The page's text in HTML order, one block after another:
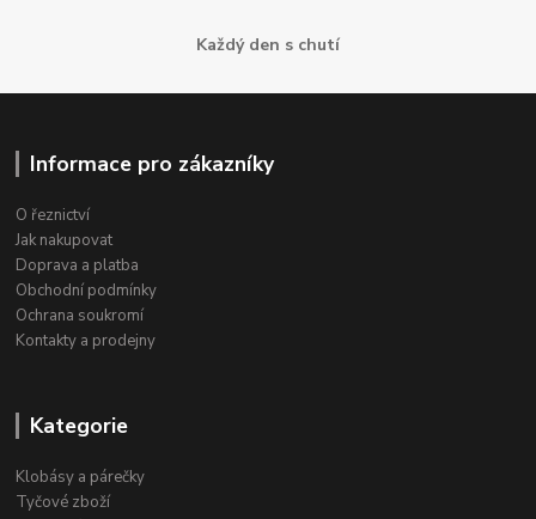
Každý den s chutí
Informace pro zákazníky
O řeznictví
Jak nakupovat
Doprava a platba
Obchodní podmínky
Ochrana soukromí
Kontakty a prodejny
Kategorie
Klobásy a párečky
Tyčové zboží